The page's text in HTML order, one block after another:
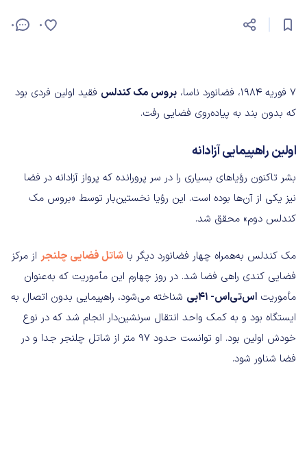
0 0
۷ فوریه ۱۹۸۴، فضانورد ناسا، بروس مک کندلس فقید اولین فردی بود
که بدون بند به پیاده‌روی فضایی رفت.
اولین راهپیمایی آزادانه
بشر تاکنون رؤیاهای بسیاری را در سر پرورانده که پرواز آزادانه در فضا
نیز یکی از آن‌ها بوده‌ است. این رؤیا نخستین‌بار توسط «بروس مک‌‌
کندلس دوم» محقق شد.
مک کندلس به‌همراه چهار فضانورد دیگر با شاتل فضایی چلنجر از مرکز
فضایی کندی راهی فضا شد. در روز چهارم این مأموریت که به‌عنوان
مأموریت اس‌تی‌اس- ۴۱بی
شناخته می‌شود، راهپیمایی‌ بدون اتصال به
ایستگاه بود و به کمک واحد انتقال سرنشین‌دار انجام شد که در نوع
خودش اولین بود. او توانست حدود ۹۷ متر از شاتل چلنجر جدا و در
فضا شناور شود.